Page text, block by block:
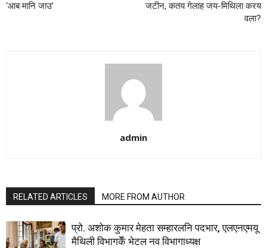
‘आब मानि जाउ’
जटीन, कतय गेलाह जय-मिथिला करय
वला?
admin
RELATED ARTICLES MORE FROM AUTHOR
प्रो. अशोक कुमार मेहता सम्हारलनि पदभार, एलएनएमयू
मैथिली विभागकेँ भेटल नव विभागाध्यक्ष